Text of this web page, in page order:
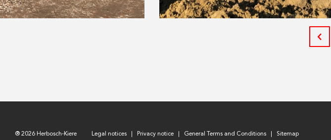
® 2026 Herbosch-Kiere Legal notices Privacy notice General Terms and Conditions Sitemap